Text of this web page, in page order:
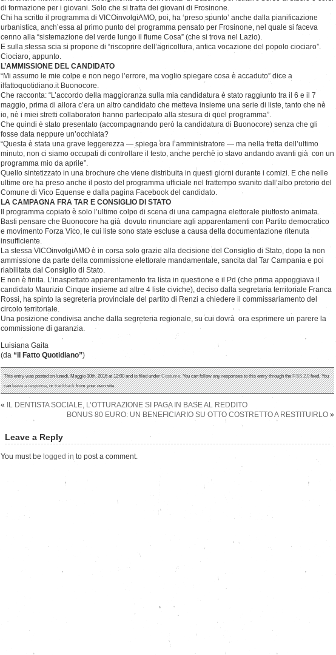
di formazione per i giovani. Solo che si tratta dei giovani di Frosinone.
Chi ha scritto il programma di VICOinvolgiAMO, poi, ha ‘preso spunto’ anche dalla pianificazione
urbanistica, anch’essa al primo punto del programma pensato per Frosinone, nel quale si faceva
cenno alla “sistemazione del verde lungo il fiume Cosa” (che si trova nel Lazio).
E sulla stessa scia si propone di “riscoprire dell’agricoltura, antica vocazione del popolo ciociaro”.
Ciociaro, appunto.
L’AMMISSIONE DEL CANDIDATO
“Mi assumo le mie colpe e non nego l’errore, ma voglio spiegare cosa è accaduto” dice a
ilfattoquotidiano.it Buonocore.
Che racconta: “L’accordo della maggioranza sulla mia candidatura è stato raggiunto tra il 6 e il 7
maggio, prima di allora c’era un altro candidato che metteva insieme una serie di liste, tanto che nè
io, nè i miei stretti collaboratori hanno partecipato alla stesura di quel programma”.
Che quindi è stato presentato (accompagnando però la candidatura di Buonocore) senza che gli
fosse data neppure un’occhiata?
“Questa è stata una grave leggerezza — spiega ora l’amministratore — ma nella fretta dell’ultimo
minuto, non ci siamo occupati di controllare il testo, anche perchè io stavo andando avanti già con un
programma mio da aprile”.
Quello sintetizzato in una brochure che viene distribuita in questi giorni durante i comizi. E che nelle
ultime ore ha preso anche il posto del programma ufficiale nel frattempo svanito dall’albo pretorio del
Comune di Vico Equense e dalla pagina Facebook del candidato.
LA CAMPAGNA FRA TAR E CONSIGLIO DI STATO
Il programma copiato è solo l’ultimo colpo di scena di una campagna elettorale piuttosto animata.
Basti pensare che Buonocore ha già dovuto rinunciare agli apparentamenti con Partito democratico
e movimento Forza Vico, le cui liste sono state escluse a causa della documentazione ritenuta
insufficiente.
La stessa VICOinvolgiAMO è in corsa solo grazie alla decisione del Consiglio di Stato, dopo la non
ammissione da parte della commissione elettorale mandamentale, sancita dal Tar Campania e poi
riabilitata dal Consiglio di Stato.
E non è finita. L’inaspettato apparentamento tra lista in questione e il Pd (che prima appoggiava il
candidato Maurizio Cinque insieme ad altre 4 liste civiche), deciso dalla segretaria territoriale Franca
Rossi, ha spinto la segreteria provinciale del partito di Renzi a chiedere il commissariamento del
circolo territoriale.
Una posizione condivisa anche dalla segreteria regionale, su cui dovrà ora esprimere un parere la
commissione di garanzia.
Luisiana Gaita
(da “il Fatto Quotidiano”)
This entry was posted on lunedì, Maggio 30th, 2016 at 12:00 and is filed underCostume. You can follow any responses to this entry through theRSS 2.0feed. You
canleave a response, ortrackbackfrom your own site.
«
IL DENTISTA SOCIALE, L’OTTURAZIONE SI PAGA IN BASE AL REDDITO
BONUS 80 EURO: UN BENEFICIARIO SU OTTO COSTRETTO A RESTITUIRLO »
Leave a Reply
You must be logged in to post a comment.